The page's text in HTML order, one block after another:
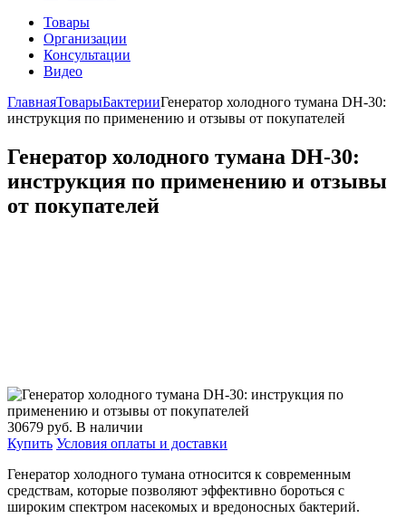
Товары
Организации
Консультации
Видео
ГлавнаяТоварыБактерииГенератор холодного тумана DH-30:
инструкция по применению и отзывы от покупателей
Генератор холодного тумана DH-30:
инструкция по применению и отзывы
от покупателей
30679 руб. В наличии
Купить Условия оплаты и доставки
Генератор холодного тумана относится к современным
средствам, которые позволяют эффективно бороться с
широким спектром насекомых и вредоносных бактерий.